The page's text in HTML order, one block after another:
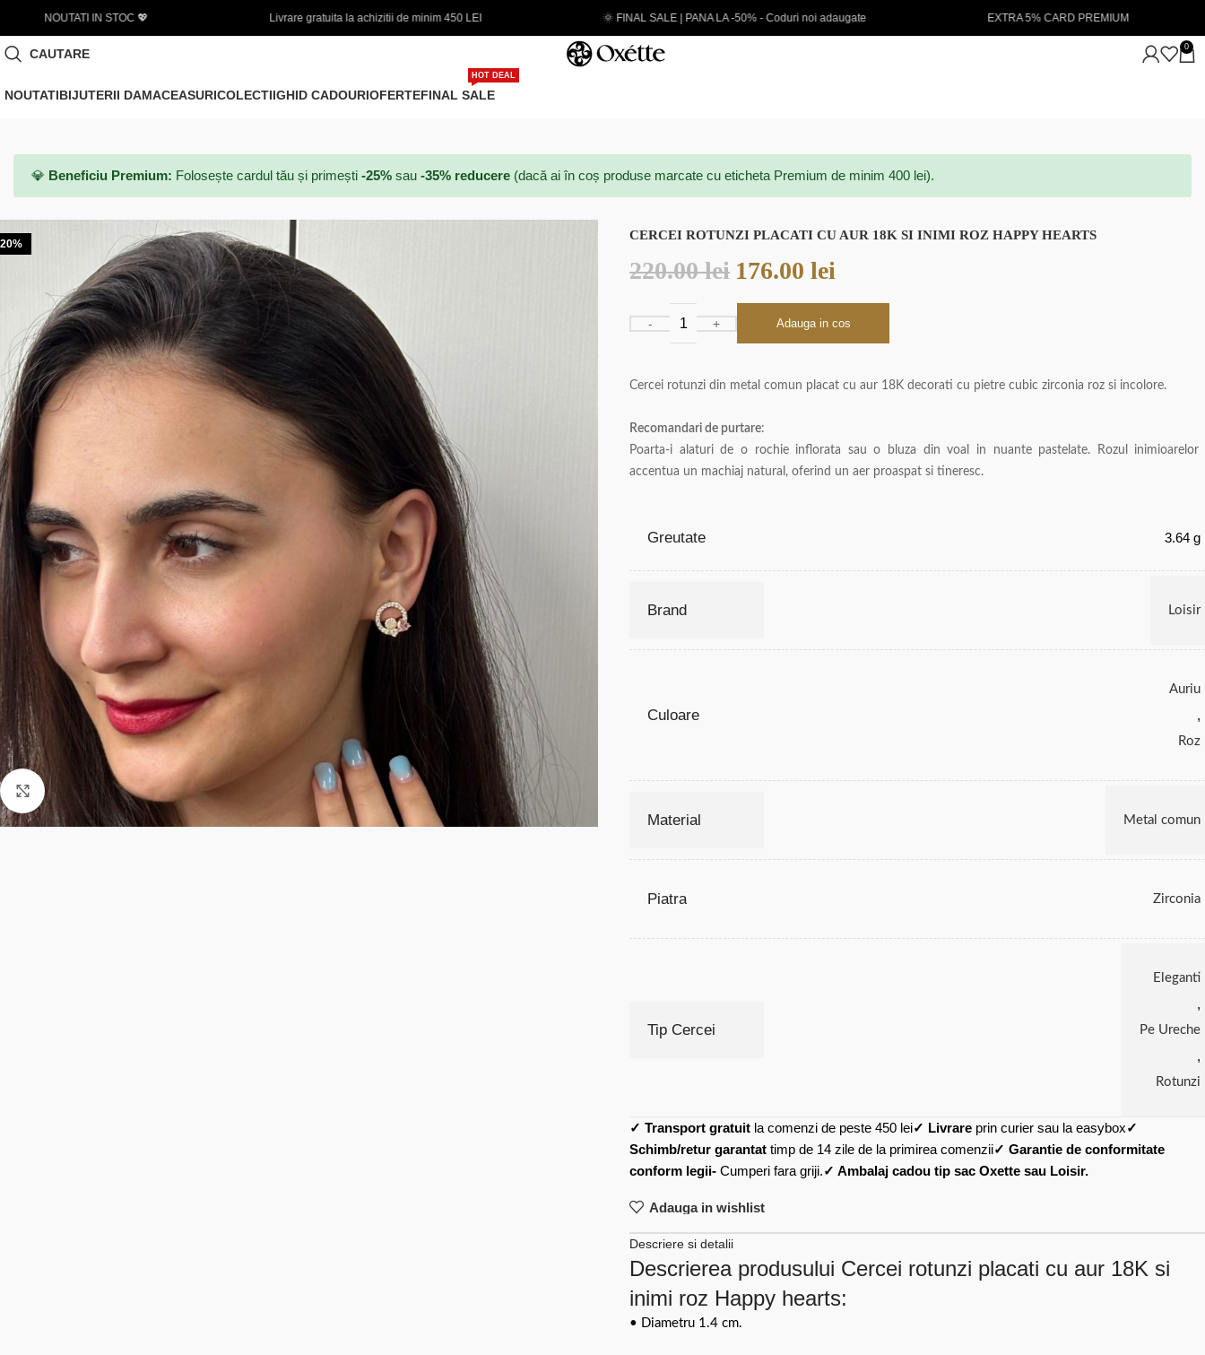
Livrare gratuita la achizitii de minim 450 LEI 🌞 FINAL SALE | PANA LA -50% - Coduri noi adaugate EXTRA 5% CARD PREMIUM NOUTATI IN STOC 💖
CAUTARE 0
NOUTATIBIJUTERII DAMACEASURICOLECTIIGHID CADOURIOFERTEFINAL SALE
HOT DEAL
💎 Beneficiu Premium: Folosește cardul tău și primești -25% sau -35% reducere (dacă ai în coș produse marcate cu eticheta Premium de minim 400 lei).
Click to enlarge
CERCEI ROTUNZI PLACATI CU AUR 18K SI INIMI ROZ HAPPY HEARTS
220.00lei 176.00 lei
Adauga in cos
Cercei rotunzi din metal comun placat cu aur 18K decorati cu pietre cubic zirconia roz si incolore.
Recomandari de purtare:
Poarta-i alaturi de o rochie inflorata sau o bluza din voal in nuante pastelate. Rozul inimioarelor
accentua un machiaj natural, oferind un aer proaspat si tineresc.
Greutate 3.64 g
Brand Loisir
Culoare
Auriu
,
Roz
Material Metal comun
Piatra Zirconia
Tip Cercei
Eleganti
,
Pe Ureche
,
Rotunzi
✓ Transport gratuit la comenzi de peste 450 lei✓ Livrare prin curier sau la easybox✓
Schimb/retur garantat timp de 14 zile de la primirea comenzii✓ Garantie de conformitate
conform legii- Cumperi fara griji.✓ Ambalaj cadou tip sac Oxette sau Loisir.
Adauga in wishlist
Descriere si detalii
Descrierea produsului Cercei rotunzi placati cu aur 18K si
inimi roz Happy hearts:
• Diametru 1.4 cm.